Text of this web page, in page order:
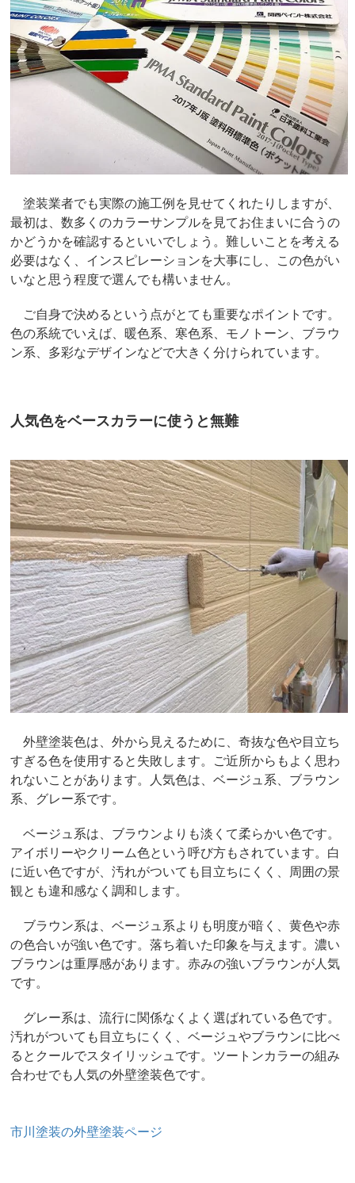
塗装業者でも実際の施工例を見せてくれたりしますが、
最初は、数多くのカラーサンプルを見てお住まいに合うの
かどうかを確認するといいでしょう。難しいことを考える
必要はなく、インスピレーションを大事にし、この色がい
いなと思う程度で選んでも構いません。
ご自身で決めるという点がとても重要なポイントです。
色の系統でいえば、暖色系、寒色系、モノトーン、ブラウ
ン系、多彩なデザインなどで大きく分けられています。
人気色をベースカラーに使うと無難
外壁塗装色は、外から見えるために、奇抜な色や目立ち
すぎる色を使用すると失敗します。ご近所からもよく思わ
れないことがあります。人気色は、ベージュ系、ブラウン
系、グレー系です。
ベージュ系は、ブラウンよりも淡くて柔らかい色です。
アイボリーやクリーム色という呼び方もされています。白
に近い色ですが、汚れがついても目立ちにくく、周囲の景
観とも違和感なく調和します。
ブラウン系は、ベージュ系よりも明度が暗く、黄色や赤
の色合いが強い色です。落ち着いた印象を与えます。濃い
ブラウンは重厚感があります。赤みの強いブラウンが人気
です。
グレー系は、流行に関係なくよく選ばれている色です。
汚れがついても目立ちにくく、ベージュやブラウンに比べ
るとクールでスタイリッシュです。ツートンカラーの組み
合わせでも人気の外壁塗装色です。
市川塗装の外壁塗装ページ